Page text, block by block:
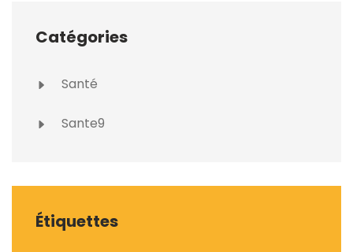
Catégories
Santé
Sante9
Étiquettes